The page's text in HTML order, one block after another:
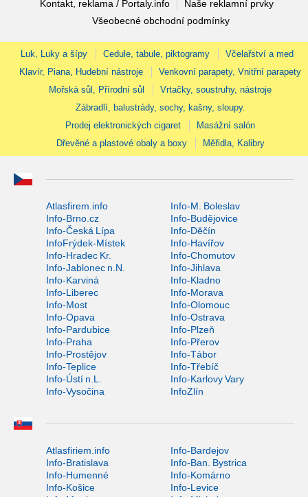
Kontakt, reklama / Portaly.info
Naše reklamní prvky
Všeobecné obchodní podmínky
Luk, Luky a šípy Cedule, tabule, piktogramy
Včelařství a med
Klavír, Piana, Hudební nástroje
Venkovní parapety, Vnitřní parapety
Mořská sůl, Přírodní sůl
Vrtačky, soustruhy, nástroje
Zábradlí, balustrády, sochy, kašny, sloupy.
Prodej elektronických cigaret
Masážní salón
Dřevěné a plastové obaly a boxy
Měřidla, Kalibry
Atlasfirem.info
Info-M. Boleslav
Info-Brno.cz
Info-Budějovice
Info-Česká Lípa
Info-Děčín
InfoFrýdek-Místek
Info-Havířov
Info-Hradec Kr.
Info-Chomutov
Info-Jablonec n.N.
Info-Jihlava
Info-Karviná
Info-Kladno
Info-Liberec
Info-Morava
Info-Most
Info-Olomouc
Info-Opava
Info-Ostrava
Info-Pardubice
Info-Plzeň
Info-Praha
Info-Přerov
Info-Prostějov
Info-Tábor
Info-Teplice
Info-Třebíč
Info-Ústí n.L.
Info-Karlovy Vary
Info-Vysočina
InfoZlín
Atlasfiriem.info
Info-Bardejov
Info-Bratislava
Info-Ban. Bystrica
Info-Humenné
Info-Komárno
Info-Košice
Info-Levice